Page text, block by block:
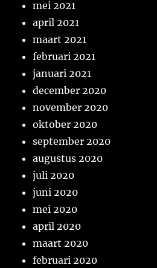
mei 2021
april 2021
maart 2021
februari 2021
januari 2021
december 2020
november 2020
oktober 2020
september 2020
augustus 2020
juli 2020
juni 2020
mei 2020
april 2020
maart 2020
februari 2020